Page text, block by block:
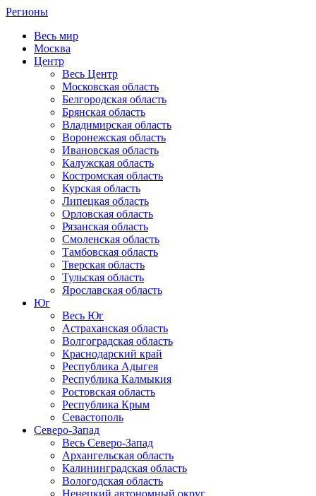
Регионы
Весь мир
Москва
Центр
Весь Центр
Московская область
Белгородская область
Брянская область
Владимирская область
Воронежская область
Ивановская область
Калужская область
Костромская область
Курская область
Липецкая область
Орловская область
Рязанская область
Смоленская область
Тамбовская область
Тверская область
Тульская область
Ярославская область
Юг
Весь Юг
Астраханская область
Волгоградская область
Краснодарский край
Республика Адыгея
Республика Калмыкия
Ростовская область
Республика Крым
Севастополь
Северо-Запад
Весь Северо-Запад
Архангельская область
Калининградская область
Вологодская область
Ненецкий автономный округ